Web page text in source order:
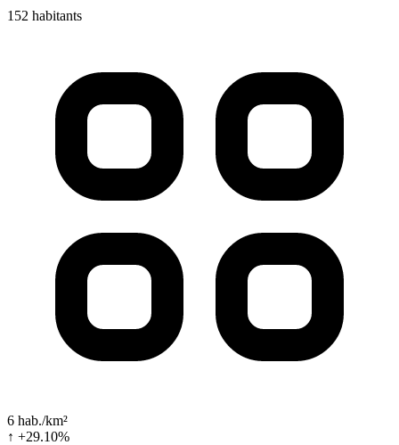
152 habitants
6 hab./km²
↑ +29.10%